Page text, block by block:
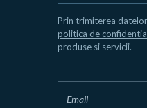
Prin trimiterea
politica de
produse si servicii.